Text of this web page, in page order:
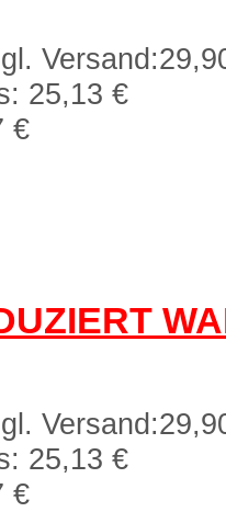
Versand:
25,13 €
€
Versand:
25,13 €
€